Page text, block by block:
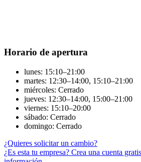
Horario de apertura
lunes: 15:10–21:00
martes: 12:30–14:00, 15:10–21:00
miércoles: Cerrado
jueves: 12:30–14:00, 15:00–21:00
viernes: 15:10–20:00
sábado: Cerrado
domingo: Cerrado
¿Quieres solicitar un cambio?
¿Es esta tu empresa? Crea una cuenta